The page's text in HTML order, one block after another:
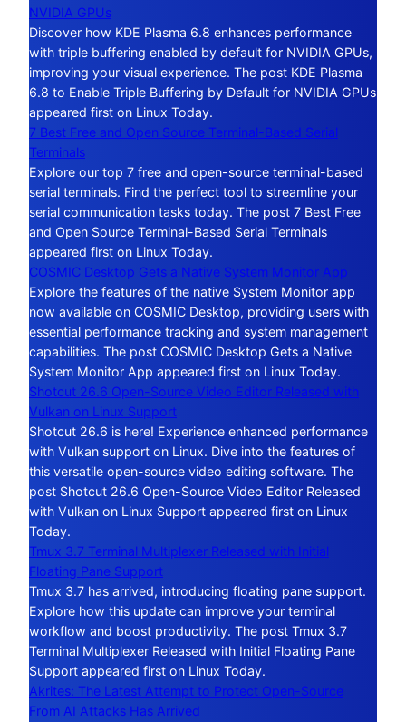
NVIDIA GPUs
Discover how KDE Plasma 6.8 enhances performance
with triple buffering enabled by default for NVIDIA GPUs,
improving your visual experience. The post KDE Plasma
6.8 to Enable Triple Buffering by Default for NVIDIA GPUs
appeared first on Linux Today.
7 Best Free and Open Source Terminal-Based Serial
Terminals
Explore our top 7 free and open-source terminal-based
serial terminals. Find the perfect tool to streamline your
serial communication tasks today. The post 7 Best Free
and Open Source Terminal-Based Serial Terminals
appeared first on Linux Today.
COSMIC Desktop Gets a Native System Monitor App
Explore the features of the native System Monitor app
now available on COSMIC Desktop, providing users with
essential performance tracking and system management
capabilities. The post COSMIC Desktop Gets a Native
System Monitor App appeared first on Linux Today.
Shotcut 26.6 Open-Source Video Editor Released with
Vulkan on Linux Support
Shotcut 26.6 is here! Experience enhanced performance
with Vulkan support on Linux. Dive into the features of
this versatile open-source video editing software. The
post Shotcut 26.6 Open-Source Video Editor Released
with Vulkan on Linux Support appeared first on Linux
Today.
Tmux 3.7 Terminal Multiplexer Released with Initial
Floating Pane Support
Tmux 3.7 has arrived, introducing floating pane support.
Explore how this update can improve your terminal
workflow and boost productivity. The post Tmux 3.7
Terminal Multiplexer Released with Initial Floating Pane
Support appeared first on Linux Today.
Akrites: The Latest Attempt to Protect Open-Source
From AI Attacks Has Arrived